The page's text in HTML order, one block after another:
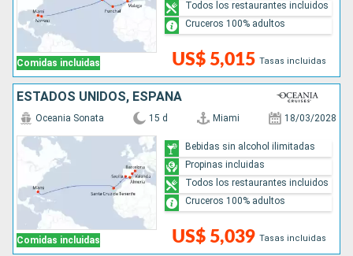
Comidas incluidas US$ 5,015 Tasas incluidas
Todos los restaurantes incluidos
Cruceros 100% adultos
ESTADOS UNIDOS, ESPAÑA
Comidas incluidas
Oceania Sonata 15 d Miami 18/03/2028
US$ 5,039 Tasas incluidas
Bebidas sin alcohol ilimitadas
Propinas incluidas
Todos los restaurantes incluidos
Cruceros 100% adultos